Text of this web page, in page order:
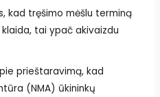
kad tręšimo mėšlu terminą
tai ypač akivaizdu
prieštaravimą, kad
(NMA) ūkininkų